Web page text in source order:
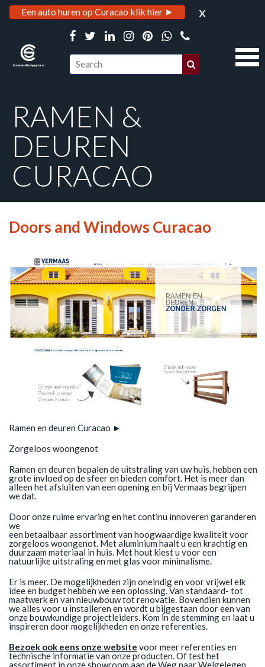
Een auto huren op Curacao klik hier ► x
RAMEN &
DEUREN
CURACAO
Doors and Windows Curacao
Ramen en deuren Curacao ►
Zorgeloos woongenot
Ramen en deuren bepalen de uitstraling van uw huis, hebben een
grote invloed op de sfeer en bieden comfort. Het is meer dan
alleen het afsluiten van een opening en bij Vermaas begrijpen
we dat.
Door onze ruime ervaring en het continu innoveren garanderen
we
een betaalbaar assortiment van hoogwaardige kwaliteit voor
zorgeloos woongenot. Met aluminium haalt u een krachtig en
duurzaam materiaal in huis. Met hout kiest u voor een
natuurlijke uitstraling en met glas voor minimalisme.
Er is meer. De mogelijkheden zijn oneindig en voor vrijwel elk
idee en budget hebben we een oplossing. Van standaard- tot
maatwerk en van nieuwbouw tot renovatie. Bovendien kunnen
we alles voor u installeren en wordt u bijgestaan door een van
onze bouwkundige projectleiders. Kom in de stemming en laat u
inspireren door mogelijkheden en onze referenties.
Bezoek ook eens onze website voor meer referenties en
technische informatie van onze producten. Of test het
assortiment in onze showroom aan de Weg naar Welgelegen.